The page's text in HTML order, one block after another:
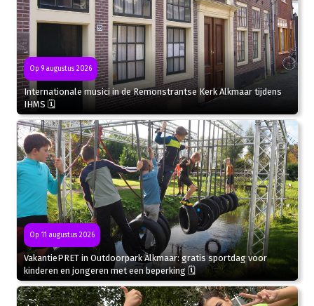
Op 9 augustus 2026
Internationale musici in de Remonstrantse Kerk Alkmaar tijdens
IHMS 🗓
Op 11 augustus 2026
VakantiePRET in Outdoorpark Alkmaar: gratis sportdag voor
kinderen en jongeren met een beperking 🗓